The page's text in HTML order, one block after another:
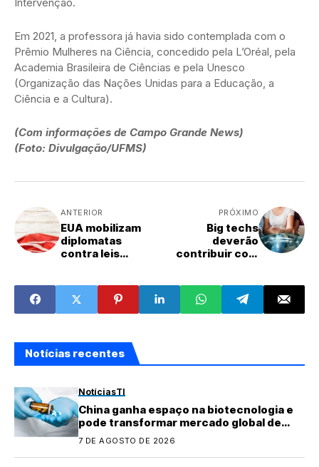
Em 2021, a professora já havia sido contemplada com o
Prêmio Mulheres na Ciência, concedido pela L’Oréal, pela
Academia Brasileira de Ciências e pela Unesco
(Organização das Nações Unidas para a Educação, a
Ciência e a Cultura).
(Com informações de Campo Grande News)
(Foto: Divulgação/UFMS)
ANTERIOR
EUA mobilizam
diplomatas
contra leis
dados
PRÓXIMO
Big techs
deverão
contribuir com
no Brasil
Notícias recentes
NotíciasTI
China ganha espaço na biotecnologia e
pode transformar mercado global de
medicamentos
7 DE AGOSTO DE 2026